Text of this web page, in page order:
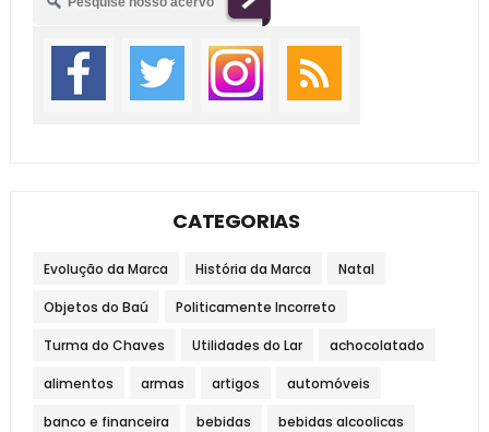
CATEGORIAS
Evolução da Marca História da Marca Natal
Objetos do Baú Politicamente Incorreto
Turma do Chaves Utilidades do Lar achocolatado
alimentos armas artigos automóveis
banco e financeira bebidas bebidas alcoolicas